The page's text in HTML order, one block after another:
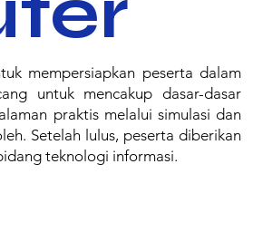
mempersiapkan peserta dalam
untuk mencakup dasar-dasar
praktis melalui simulasi dan
Setelah lulus, peserta diberikan
teknologi informasi.